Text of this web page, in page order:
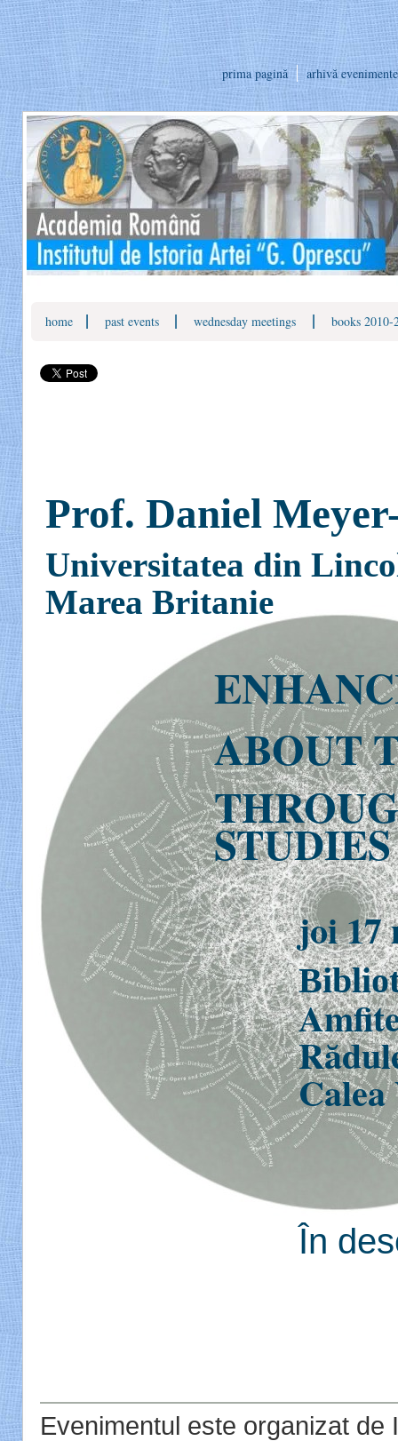
prima pagină arhivă evenimente
home | past events | wednesday meetings | books 2010-
Prof. Daniel
Universitatea din
Marea Britanie
ABOUT
STUDIES
joi 17
În
Evenimentul este organizat de